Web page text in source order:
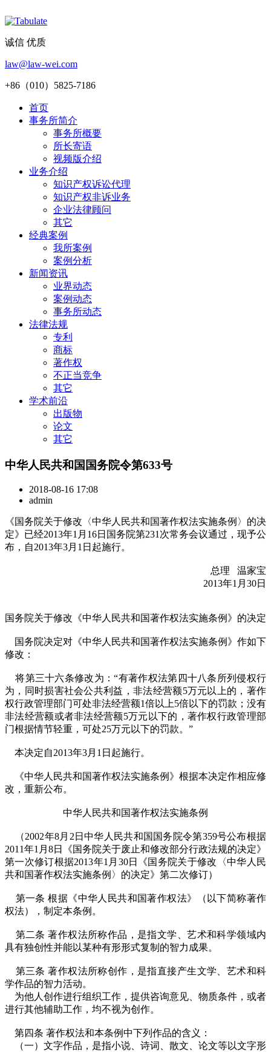
诚信 优质
law@law-wei.com
+86（010）5825-7186
首页
事务所简介
事务所概要
所长寄语
视频版介绍
业务介绍
知识产权诉讼代理
知识产权非诉业务
企业法律顾问
其它
经典案例
我所案例
案例分析
新闻资讯
业界动态
案例动态
事务所动态
法律法规
专利
商标
著作权
不正当竞争
其它
学术前沿
出版物
论文
其它
中华人民共和国国务院令第633号
2018-08-16 17:08
admin
《国务院关于修改〈中华人民共和国著作权法实施条例〉的决
定》已经2013年1月16日国务院第231次常务会议通过，现予公
布，自2013年3月1日起施行。
总理 温家宝
2013年1月30日
国务院关于修改《中华人民共和国著作权法实施条例》的决定
国务院决定对《中华人民共和国著作权法实施条例》作如下
修改：
将第三十六条修改为：“有著作权法第四十八条所列侵权行
为，同时损害社会公共利益，非法经营额5万元以上的，著作
权行政管理部门可处非法经营额1倍以上5倍以下的罚款；没有
非法经营额或者非法经营额5万元以下的，著作权行政管理部
门根据情节轻重，可处25万元以下的罚款。”
本决定自2013年3月1日起施行。
《中华人民共和国著作权法实施条例》根据本决定作相应修
改，重新公布。
中华人民共和国著作权法实施条例
（2002年8月2日中华人民共和国国务院令第359号公布根据
2011年1月8日《国务院关于废止和修改部分行政法规的决定》
第一次修订根据2013年1月30日《国务院关于修改〈中华人民
共和国著作权法实施条例〉的决定》第二次修订）
第一条 根据《中华人民共和国著作权法》（以下简称著作
权法），制定本条例。
第二条 著作权法所称作品，是指文学、艺术和科学领域内
具有独创性并能以某种有形形式复制的智力成果。
第三条 著作权法所称创作，是指直接产生文学、艺术和科
学作品的智力活动。
为他人创作进行组织工作，提供咨询意见、物质条件，或者
进行其他辅助工作，均不视为创作。
第四条 著作权法和本条例中下列作品的含义：
（一）文字作品，是指小说、诗词、散文、论文等以文字形